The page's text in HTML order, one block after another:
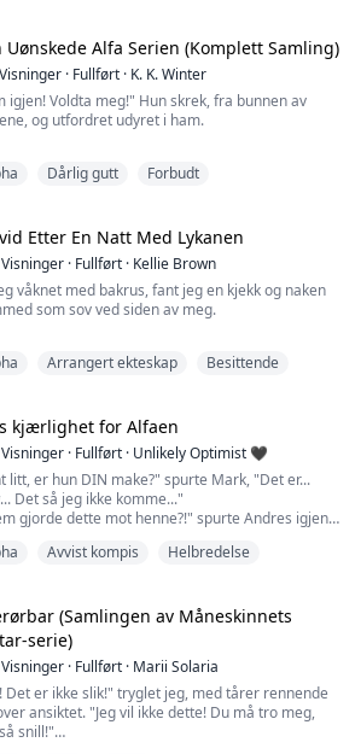
veldig vanlig at en ...
Uønskede Alfa Serien (Komplett Samling)
Visninger · Fullført · K. K. Winter
igjen! Voldta meg!" Hun skrek, fra bunnen av
og utfordret udyret i ham.
aner ikke hva du gjør med meg, ikke sant, pus?"
lille greia du gjør med leppene dine, når du
meg ut - det driver meg til vanvidd.
som reiste seg over kroppen din da jeg slo
det tente meg så mye at jeg måtte ...
Dårlig gutt Forbudt
Etter En Natt Med Lykanen
Visninger · Fullført · Kellie Brown
våknet med bakrus, fant jeg en kjekk og naken
som sov ved siden av meg.
lukt.
til baren for å drikke meg full, og endte ved et
opp med en one-night stand med den kjekke
han ba...
Arrangert ekteskap Besittende
kjærlighet for Alfaen
Visninger · Fullført · Unlikely Optimist 🖤
litt, er hun DIN make?" spurte Mark, "Det er...
Det så jeg ikke komme..."
gjorde dette mot henne?!" spurte Andres igjen,
hennes ble mørkere for hvert minutt som gikk.
har ringt legen. Tror du det er indre blødninger?"
henvendte seg til Alex, men så tilb...
Avvist kompis Helbredelse
(Samlingen av Måneskinnets
serie)
Visninger · Fullført · Marii Solaria
Det er ikke slik!" tryglet jeg, med tårer rennende
ansiktet. "Jeg vil ikke dette! Du må tro meg,
snill!"